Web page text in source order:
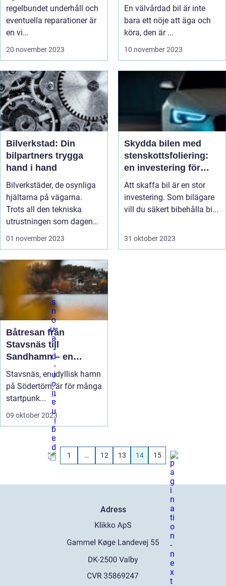
regelbundet underhåll och
eventuella reparationer är
en vi...
20 november 2023
En välvårdad bil är inte
bara ett nöje att äga och
köra, den är ...
10 november 2023
Bilverkstad: Din
bilpartners trygga
hand i hand
Bilverkstäder, de osynliga
hjältarna på vägarna.
Trots all den tekniska
utrustningen som dagens
bila...
01 november 2023
Skydda bilen med
stenskottsfoliering:
en investering för
framtiden
Att skaffa bil är en stor
investering. Som bilägare
vill du säkert bibehålla bi...
31 oktober 2023
Båtresan från
Stavsnäs till
Sandhamn – en
skärgårdsdröm på
nära håll
Stavsnäs, en idyllisk hamn
på Södertörn, är för många
startpunk...
09 oktober 2023
1 … 12 13 14 15
Adress